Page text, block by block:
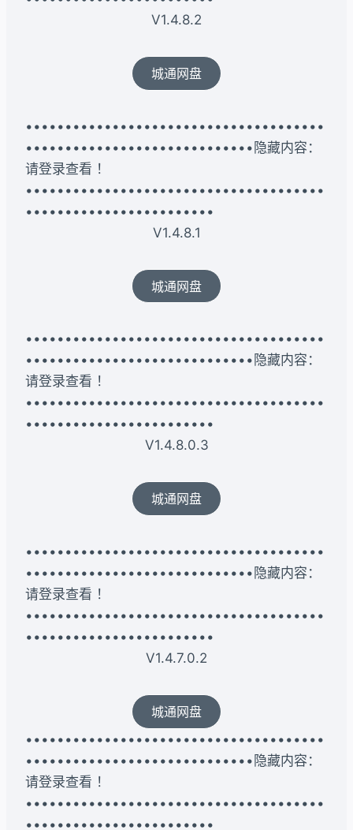
V1.4.8.2
城通网盘
••••••••••••••••••••••••••••••••••••••
•••••••••••••••••••••••••••••隐藏内容：
请登录查看 ！
••••••••••••••••••••••••••••••••••••••
••••••••••••••••••••••••
V1.4.8.1
城通网盘
••••••••••••••••••••••••••••••••••••••
•••••••••••••••••••••••••••••隐藏内容：
请登录查看 ！
••••••••••••••••••••••••••••••••••••••
••••••••••••••••••••••••
V1.4.8.0.3
城通网盘
••••••••••••••••••••••••••••••••••••••
•••••••••••••••••••••••••••••隐藏内容：
请登录查看 ！
••••••••••••••••••••••••••••••••••••••
••••••••••••••••••••••••
V1.4.7.0.2
城通网盘
••••••••••••••••••••••••••••••••••••••
•••••••••••••••••••••••••••••隐藏内容：
请登录查看 ！
••••••••••••••••••••••••••••••••••••••
••••••••••••••••••••••••